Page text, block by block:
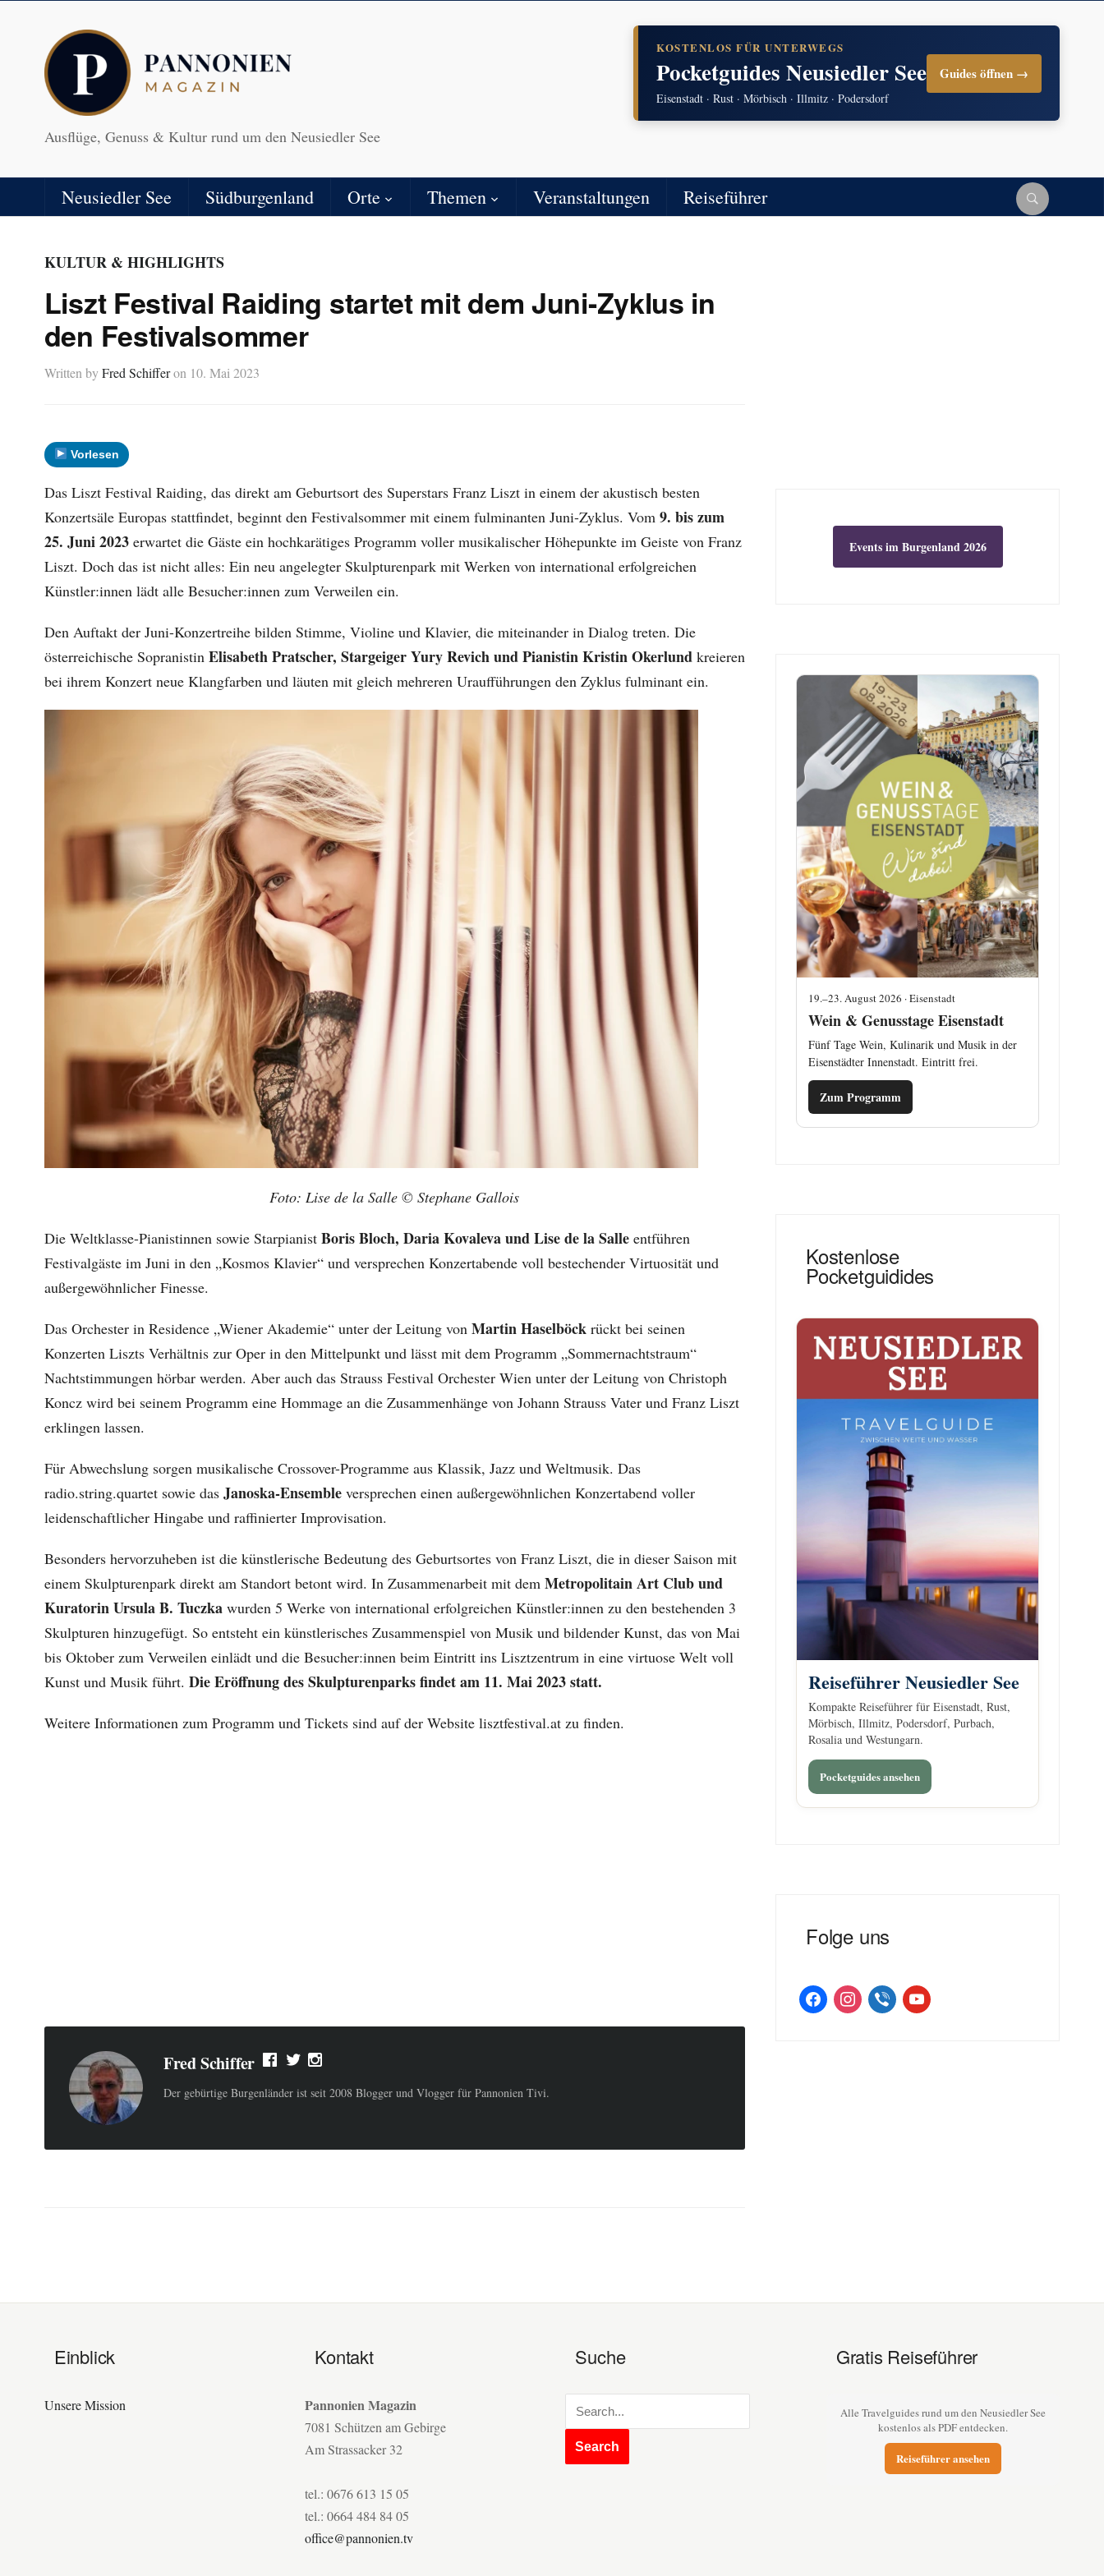
Ausflüge, Genuss & Kultur rund um den Neusiedler See
KOSTENLOS FÜR UNTERWEGS
Pocketguides Neusiedler See
Eisenstadt · Rust · Mörbisch · Illmitz · Podersdorf
Guides öffnen →
Neusiedler See Südburgenland Orte Themen Veranstaltungen Reiseführer
KULTUR & HIGHLIGHTS
Liszt Festival Raiding startet mit dem Juni-Zyklus in
den Festivalsommer
Written byFred Schiffer on 10. Mai 2023
Vorlesen
Das Liszt Festival Raiding, das direkt am Geburtsort des Superstars Franz Liszt in einem der akustisch besten
Konzertsäle Europas stattfindet, beginnt den Festivalsommer mit einem fulminanten Juni-Zyklus. Vom 9. bis zum
25. Juni 2023erwartet die Gäste ein hochkarätiges Programm voller musikalischer Höhepunkte im Geiste von Franz
Liszt. Doch das ist nicht alles: Ein neu angelegter Skulpturenpark mit Werken von international erfolgreichen
Künstler:innen lädt alle Besucher:innen zum Verweilen ein.
Den Auftakt der Juni-Konzertreihe bilden Stimme, Violine und Klavier, die miteinander in Dialog treten. Die
österreichische Sopranistin Elisabeth Pratscher, Stargeiger Yury Revich und Pianistin Kristin Okerlund kreieren
bei ihrem Konzert neue Klangfarben und läuten mit gleich mehreren Uraufführungen den Zyklus fulminant ein.
Foto: Lise de la Salle © Stephane Gallois
Die Weltklasse-Pianistinnen sowie StarpianistBoris Bloch, Daria Kovaleva und Lise de la Salle entführen
Festivalgäste im Juni in den „Kosmos Klavier“ und versprechen Konzertabende voll bestechender Virtuosität und
außergewöhnlicher Finesse.
Das Orchester in Residence „Wiener Akademie“ unter der Leitung vonMartin Haselböckrückt bei seinen
Konzerten Liszts Verhältnis zur Oper in den Mittelpunkt und lässt mit dem Programm „Sommernachtstraum“
Nachtstimmungen hörbar werden. Aber auch das Strauss Festival Orchester Wien unter der Leitung von Christoph
Koncz wird bei seinem Programm eine Hommage an die Zusammenhänge von Johann Strauss Vater und Franz Liszt
erklingen lassen.
Für Abwechslung sorgen musikalische Crossover-Programme aus Klassik, Jazz und Weltmusik. Das
radio.string.quartet sowie das Janoska-Ensemble versprechen einen außergewöhnlichen Konzertabend voller
leidenschaftlicher Hingabe und raffinierter Improvisation.
Besonders hervorzuheben ist die künstlerische Bedeutung des Geburtsortes von Franz Liszt, die in dieser Saison mit
einem Skulpturenpark direkt am Standort betont wird. In Zusammenarbeit mit dem Metropolitain Art Club und
Kuratorin Ursula B. Tuczkawurden 5 Werke von international erfolgreichen Künstler:innen zu den bestehenden 3
Skulpturen hinzugefügt. So entsteht ein künstlerisches Zusammenspiel von Musik und bildender Kunst, das von Mai
bis Oktober zum Verweilen einlädt und die Besucher:innen beim Eintritt ins Lisztzentrum in eine virtuose Welt voll
Kunst und Musik führt. Die Eröffnung des Skulpturenparks findet am 11. Mai 2023 statt.
Weitere Informationen zum Programm und Tickets sind auf der Website lisztfestival.at zu finden.
Fred Schiffer
Der gebürtige Burgenländer ist seit 2008 Blogger und Vlogger für Pannonien Tivi.
Events im Burgenland 2026
19.–23. August 2026 · Eisenstadt
Wein & Genusstage Eisenstadt
Fünf Tage Wein, Kulinarik und Musik in der
Eisenstädter Innenstadt. Eintritt frei.
Zum Programm
Kostenlose
Pocketguidides
Reiseführer Neusiedler See
Kompakte Reiseführer für Eisenstadt, Rust,
Mörbisch, Illmitz, Podersdorf, Purbach,
Rosalia und Westungarn.
Pocketguides ansehen
Folge uns
facebookinstagramviber youtube
Einblick
Unsere Mission
Kontakt
Pannonien Magazin
7081 Schützen am Gebirge
Am Strassacker 32
tel.: 0676 613 15 05
tel.: 0664 484 84 05
office@pannonien.tv
Suche Gratis Reiseführer
Alle Travelguides rund um den Neusiedler See
kostenlos als PDF entdecken.
Reiseführer ansehen